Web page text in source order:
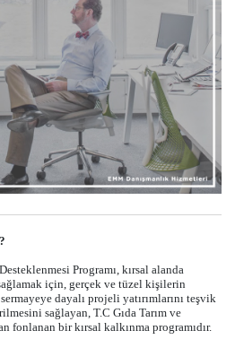
Programı, kırsal alanda
için, gerçek ve tüzel kişilerin
dayalı projeli yatırımlarını teşvik
sağlayan, T.C Gıda Tarım ve
fonlanan bir kırsal kalkınma programıdır.